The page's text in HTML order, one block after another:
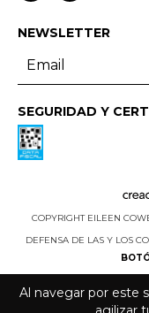
Al navegar por este
NEWSLETTER
SEGURIDAD Y
COPYRIGHT EILEEN
DEFENSA DE LAS Y LOS